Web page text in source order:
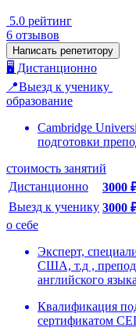
5.0 рейтинг
6 отзывов
Написать репетитору
🖥️ Дистанционно
📍Выезд к ученику
образование
Cambridge
подготовки
стоимость занятий
Дистанционно
3000
Выезд к ученику 3000
о себе
Эксперт,
США, т.д ,
английского
Квалификaция
сертификатом